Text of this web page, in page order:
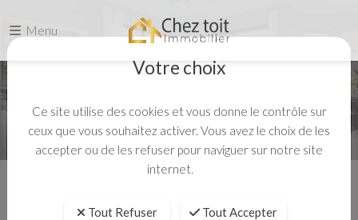
Menu
Votre choix
Ce site utilise des cookies et vous donne le contrôle sur
ceux que vous souhaitez activer. Vous avez le choix de les
accepter ou de les refuser pour naviguer sur notre site
internet.
Tout Refuser Tout Accepter